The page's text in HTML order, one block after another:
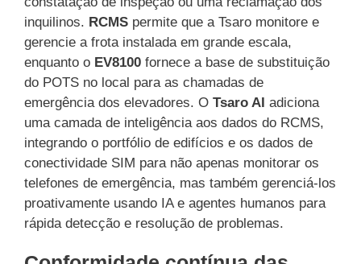
inquilinos. RCMS permite que a Tsaro monitore e
gerencie a frota instalada em grande escala,
enquanto o EV8100 fornece a base de substituição
do POTS no local para as chamadas de
emergência dos elevadores. O Tsaro AI adiciona
uma camada de inteligência aos dados do RCMS,
integrando o portfólio de edifícios e os dados de
conectividade SIM para não apenas monitorar os
telefones de emergência, mas também gerenciá-los
proativamente usando IA e agentes humanos para
rápida detecção e resolução de problemas.